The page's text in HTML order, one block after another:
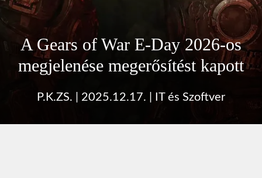
A Gears of War E-Day 2026-os
megjelenése megerősítést kapott
P.K.ZS. 2025.12.17. IT és Szoftver